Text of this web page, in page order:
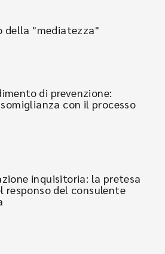
della "mediatezza"
di prevenzione:
con il processo
inquisitoria: la pretesa
responso del consulente